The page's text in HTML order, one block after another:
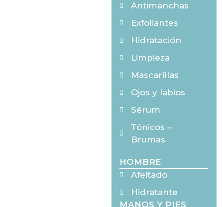
Antimanchas
Exfoliantes
Hidratación
Limpieza
Mascarillas
Ojos y labios
Sérum
Tónicos –
Brumas
HOMBRE
Afeitado
Hidratante
MANOS Y PIES